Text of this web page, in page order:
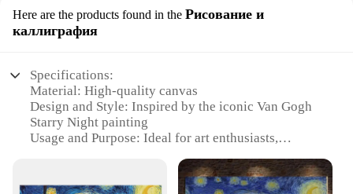
Here are the products found in the Рисование и
каллиграфия
Specifications:
Material: High-quality canvas
Design and Style: Inspired by the iconic Van Gogh
Starry Night painting
Usage and Purpose: Ideal for art enthusiasts,
Type and Category: Art prints
Performance and Property: Durable, fade-resistant,